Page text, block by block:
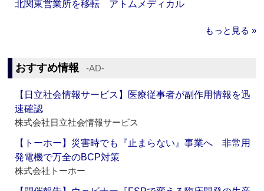
北関東営業所を移転 アトムメディカル
もっと見る »
おすすめ情報 ‐AD‐
【日立社会情報サービス】医療従事者が副作用情報を迅
速確認
株式会社日立社会情報サービス
【トーホー】災害時でも『止まらない』事業へ 非常用
発電機で万全のBCP対策
株式会社トーホー